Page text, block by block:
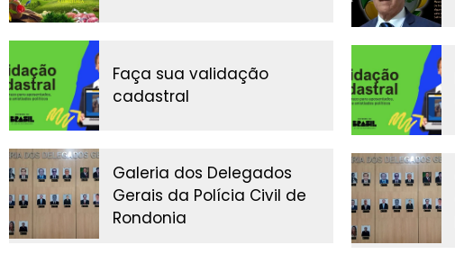
Faça sua validação
cadastral
Galeria dos Delegados
Gerais da Polícia Civil de
Rondonia